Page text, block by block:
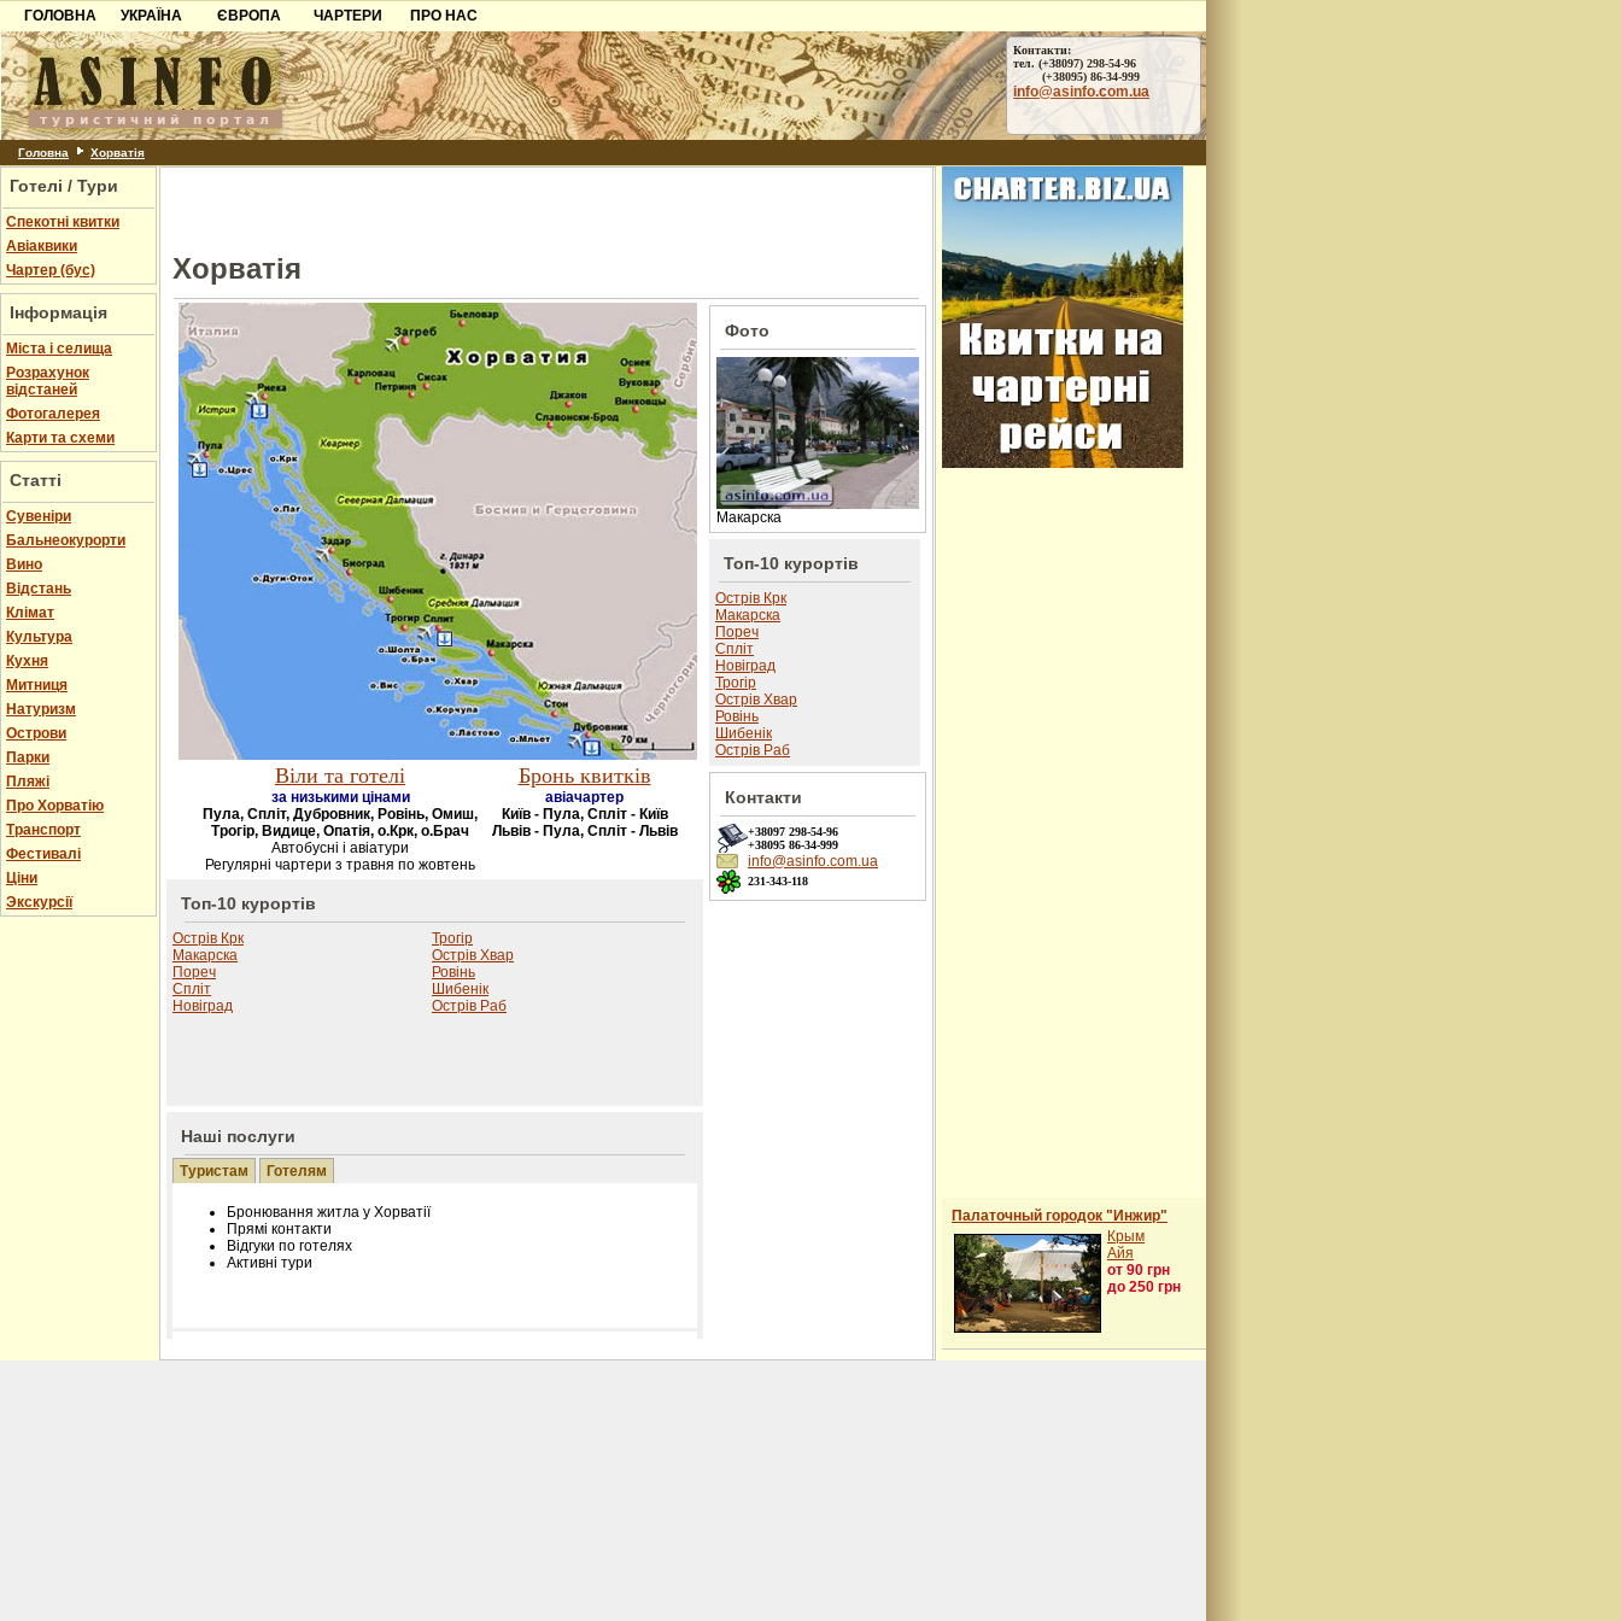
ГОЛОВНА
УКРАЇНА
Карпати
Азов
Причорноморря
Шацьк
ЄВРОПА
Чорногорія
Хорватія
Болгарія
ЧАРТЕРИ
ПРО НАС
Контакти
Партнерам
Додати готель
Контакти:
тел. (+38097) 298-54-96
(+38095) 86-34-999
info@asinfo.com.ua
Головна Хорватія
Готелі / Тури
Спекотні квитки
Авіаквики
Чартер (бус)
Інформація
Міста і селища
Розрахунок
відстаней
Фотогалерея
Карти та схеми
Статті
Cувеніри
Бальнеокурорти
Вино
Відстань
Клімат
Культура
Кухня
Митниця
Натуризм
Острови
Парки
Пляжі
Про Хорватію
Транспорт
Фестивалі
Ціни
Экскурсії
Хорватія
Віли та готелі
за низькими цінами
Пула, Спліт, Дубровник, Ровінь, Омиш,
Трогір, Видице, Опатія, о.Крк, о.Брач
Автобусні і авіатури
Регулярні чартери з травня по жовтень
Бронь квитків
авіачартер
Київ - Пула, Спліт - Київ
Львів - Пула, Спліт - Львів
Топ-10 курортів
Острів Крк
Макарска
Пореч
Спліт
Новіград
Трогір
Острів Хвар
Ровінь
Шибенік
Острів Раб
Наші послуги
Туристам Готелям
Бронювання житла у Хорватії
Прямі контакти
Відгуки по готелях
Активні тури
Розміщення інформації про готель на нашому сайті
Фото
Макарска
Топ-10 курортів
Острів Крк
Макарска
Пореч
Спліт
Новіград
Трогір
Острів Хвар
Ровінь
Шибенік
Острів Раб
Контакти
+38097 298-54-96
+38095 86-34-999
info@asinfo.com.ua
231-343-118
Палаточный городок "Инжир"
Крым
Айя
от 90 грн
до 250 грн